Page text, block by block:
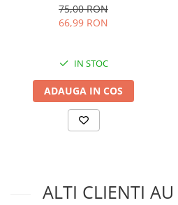
75,00 RON
66,99 RON
IN STOC
ADAUGA IN COS
ALTI CLIENTI